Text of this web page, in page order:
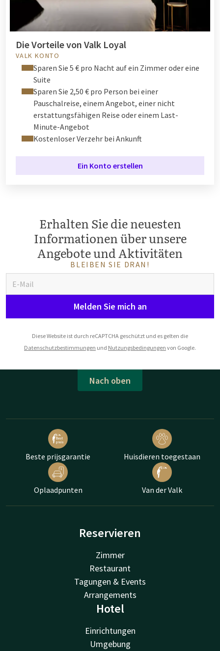
Die Vorteile von Valk Loyal
VALK KONTO
Sparen Sie 5 € pro Nacht auf ein Zimmer oder eine
Suite
Sparen Sie 2,50 € pro Person bei einer
Pauschalreise, einem Angebot, einer nicht
erstattungsfähigen Reise oder einem Last-
Minute-Angebot
Kostenloser Verzehr bei Ankunft
Ein Konto erstellen
Erhalten Sie die neuesten
Informationen über unsere
Angebote und Aktivitäten
BLEIBEN SIE DRAN!
Melden Sie mich an
Diese Website ist durch reCAPTCHA geschützt und es gelten die
Datenschutzbestimmungen und Nutzungsbedingungen von Google.
Nach oben
Beste prijsgarantie Huisdieren toegestaan
Oplaadpunten Van der Valk
Reservieren
Zimmer
Restaurant
Tagungen & Events
Arrangements
Hotel
Einrichtungen
Umgebung